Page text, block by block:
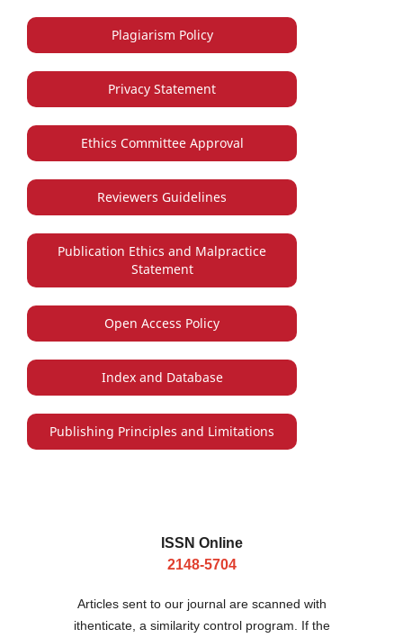
Plagiarism Policy
Privacy Statement
Ethics Committee Approval
Reviewers Guidelines
Publication Ethics and Malpractice
Statement
Open Access Policy
Index and Database
Publishing Principles and Limitations
ISSN Online
2148-5704
Articles sent to our journal are scanned with
ithenticate, a similarity control program. If the